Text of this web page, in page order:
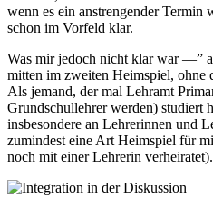
wenn es ein anstrengender
schon im Vorfeld klar.
Was mir jedoch nicht klar war —”
mitten im zweiten Heimspiel, ohne
Als jemand, der mal Lehramt
Grundschullehrer werden) studiert
insbesondere an Lehrerinnen und
zumindest eine Art Heimspiel für
noch mit einer Lehrerin verheiratet).